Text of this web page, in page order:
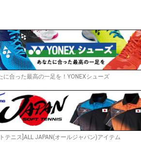
に合った最高の一足を！YONEXシューズ
テニス]ALL JAPAN(オールジャパン)アイテム